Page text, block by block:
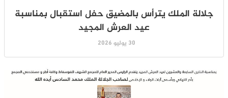
جلالة الملك يترأس بالمضيق حفل استقبال بمناسبة
عيد العرش المجيد
30 يوليو 2026